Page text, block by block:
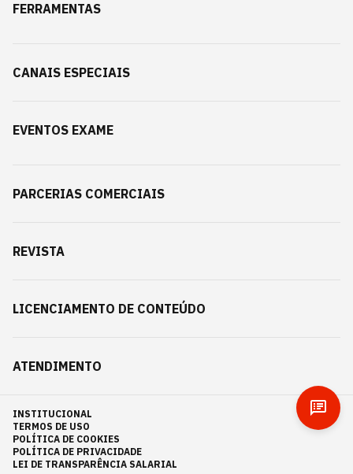
FERRAMENTAS
CANAIS ESPECIAIS
EVENTOS EXAME
PARCERIAS COMERCIAIS
REVISTA
LICENCIAMENTO DE CONTEÚDO
ATENDIMENTO
INSTITUCIONAL
TERMOS DE USO
POLÍTICA DE COOKIES
POLÍTICA DE PRIVACIDADE
LEI DE TRANSPARÊNCIA SALARIAL